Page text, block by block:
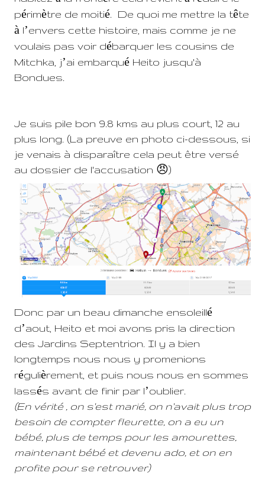
périmètre de moitié De quoi me mettre la tête
à l’envers cette histoire, mais comme je ne
voulais pas voir débarquer les cousins de
Mitchka, j’ai embarqué Heito jusqu'à
Bondues.
Je suis pile bon 9.8 kms au plus court, 12 au
plus long. (La preuve en photo ci-dessous, si
je venais à disparaître cela peut être versé
au dossier de l'accusation 😠)
Donc par un beau dimanche ensoleillé
d’aout, Heito et moi avons pris la direction
des Jardins Septentrion. Il y a bien
longtemps nous nous y promenions
régulièrement, et puis nous nous en sommes
lassés avant de finir par l’oublier.
(En vérité , on s'est marié, on n'avait plus trop
besoin de compter fleurette, on a eu un
bébé, plus de temps pour les amourettes,
maintenant bébé et devenu ado, et on en
profite pour se retrouver)